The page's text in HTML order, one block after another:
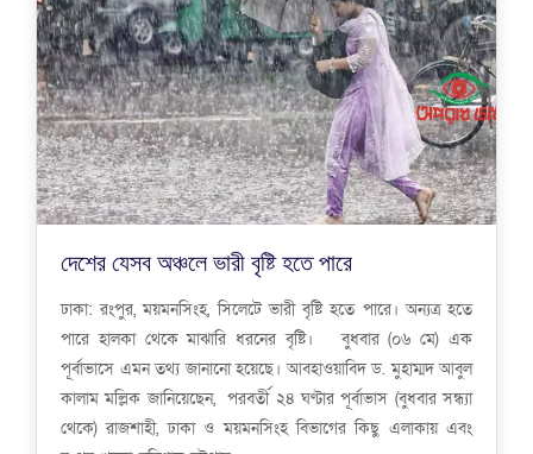
দেশের যেসব অঞ্চলে ভারী বৃষ্টি হতে পারে
ঢাকা: রংপুর, ময়মনসিংহ, সিলেটে ভারী বৃষ্টি হতে পারে। অন্যত্র হতে
পারে হালকা থেকে মাঝারি ধরনের বৃষ্টি। বুধবার (০৬ মে) এক
পূর্বাভাসে এমন তথ্য জানানো হয়েছে। আবহাওয়াবিদ ড. মুহাম্মদ আবুল
কালাম মল্লিক জানিয়েছেন, পরবর্তী ২৪ ঘণ্টার পূর্বাভাস (বুধবার সন্ধ্যা
থেকে) রাজশাহী, ঢাকা ও ময়মনসিংহ বিভাগের কিছু এলাকায় এবং